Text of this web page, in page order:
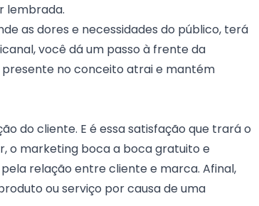
lembrada.
as dores e necessidades do público, terá
você dá um passo à frente da
no conceito atrai e mantém
do cliente. E é essa satisfação que trará o
o marketing boca a bocagratuito e
relação entre cliente e marca. Afinal,
ou serviço por causa de uma